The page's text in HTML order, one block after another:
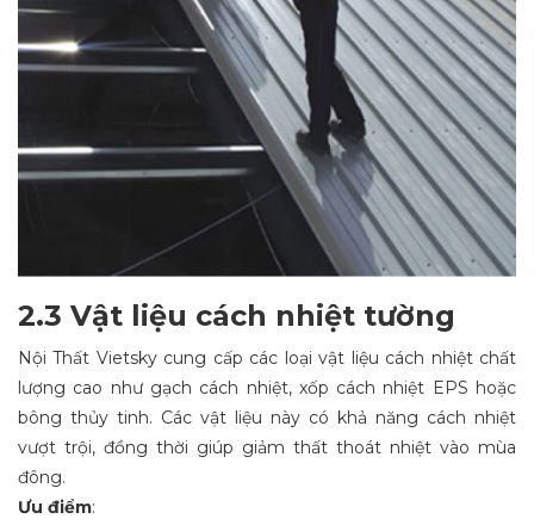
2.3 Vật liệu cách nhiệt tường
Nội Thất Vietsky cung cấp các loại vật liệu cách nhiệt chất
lượng cao như gạch cách nhiệt, xốp cách nhiệt EPS hoặc
bông thủy tinh. Các vật liệu này có khả năng cách nhiệt
vượt trội, đồng thời giúp giảm thất thoát nhiệt vào mùa
đông.
Ưu điểm: